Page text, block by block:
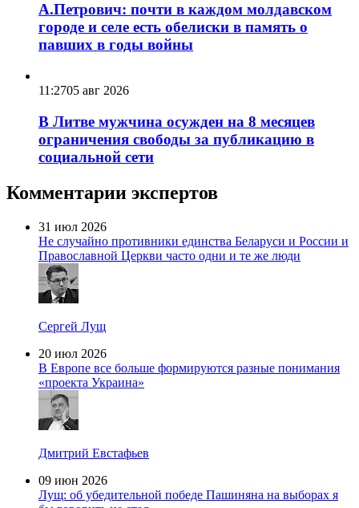
А.Петрович: почти в каждом молдавском
городе и селе есть обелиски в память о
павших в годы войны
11:2705 авг 2026
В Литве мужчина осужден на 8 месяцев
ограничения свободы за публикацию в
социальной сети
Комментарии экспертов
31 июл 2026
Не случайно противники единства Беларуси и России и
Православной Церкви часто одни и те же люди
Сергей Лущ
20 июл 2026
В Европе все больше формируются разные понимания
«проекта Украина»
Дмитрий Евстафьев
09 июн 2026
Лущ: об убедительной победе Пашиняна на выборах я